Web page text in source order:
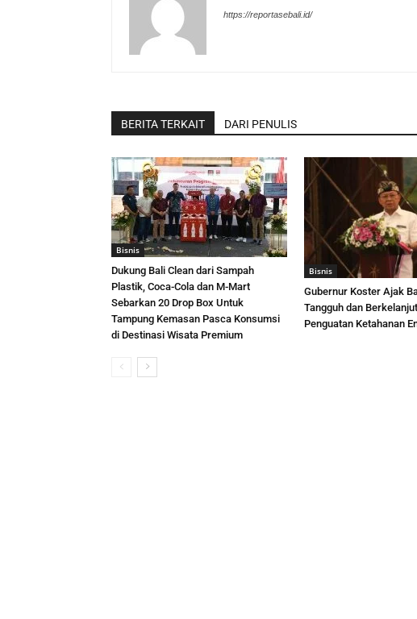
https://reportasebali.id/
BERITA TERKAIT DARI PENULIS
Bisnis
Dukung Bali Clean dari Sampah
Plastik, Coca-Cola dan M-Mart
Sebarkan 20 Drop Box Untuk
Tampung Kemasan Pasca Konsumsi
di Destinasi Wisata Premium
Bisnis
Gubernur Koster Ajak
Tangguh dan
Penguatan Ketahanan